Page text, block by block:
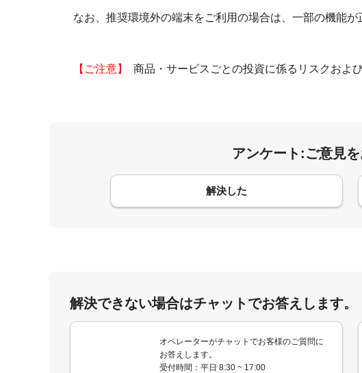
なお、推奨環境外の端末をご利用の場合は、一部の機能が
【ご注意】 商品・サービスごとの投資に係るリスクおよ
アンケート:ご意見
解決した
コメント
解決できない場合はチャットでお答えします。
オペレーターがチャットでお客様のご質問に
お答えします。
受付時間：平日 8:30 ~ 17:00